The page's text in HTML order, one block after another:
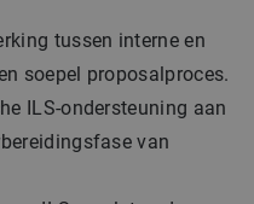
tussen interne en
soepel proposalproces.
ILS-ondersteuning aan
van